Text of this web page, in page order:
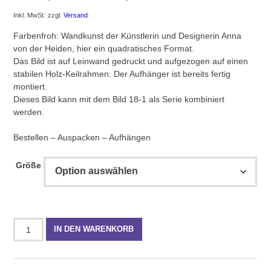
bis
€ 99,00
Inkl. MwSt. zzgl.Versand
Farbenfroh: Wandkunst der Künstlerin und Designerin Anna
von der Heiden, hier ein quadratisches Format.
Das Bild ist auf Leinwand gedruckt und aufgezogen auf einen
stabilen Holz-Keilrahmen. Der Aufhänger ist bereits fertig
montiert.
Dieses Bild kann mit dem Bild 18-1 als Serie kombiniert
werden.
Bestellen – Auspacken – Aufhängen
Größe
Design,
18-
IN DEN WARENKORB